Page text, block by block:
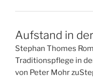
Aufstand in
Stephan Thomes
Traditionspflege in
von Peter Mohr